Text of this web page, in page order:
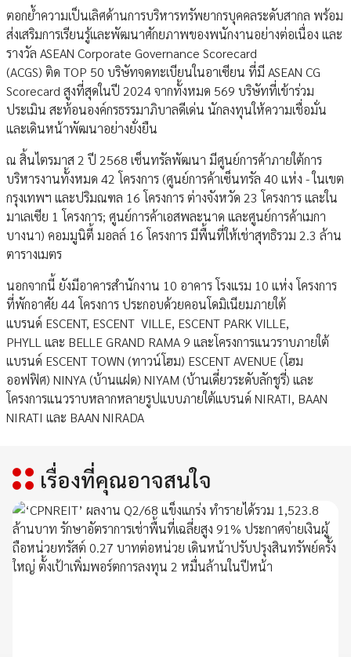
ตอกย้ำความเป็นเลิศด้านการบริหารทรัพยากรบุคคลระดับสากล พร้อม
ส่งเสริมการเรียนรู้และพัฒนาศักยภาพของพนักงานอย่างต่อเนื่อง และ
รางวัล ASEAN Corporate Governance Scorecard
(ACGS) ติด TOP 50 บริษัทจดทะเบียนในอาเซียน ที่มี ASEAN CG
Scorecard สูงที่สุดในปี 2024 จากทั้งหมด 569 บริษัทที่เข้าร่วม
ประเมิน สะท้อนองค์กรธรรมาภิบาลดีเด่น นักลงทุนให้ความเชื่อมั่น
และเดินหน้าพัฒนาอย่างยั่งยืน
ณ สิ้นไตรมาส 2 ปี 2568 เซ็นทรัลพัฒนา มีศูนย์การค้าภายใต้การ
บริหารงานทั้งหมด 42 โครงการ (ศูนย์การค้าเซ็นทรัล 40 แห่ง - ในเขต
กรุงเทพฯ และปริมณฑล 16 โครงการ ต่างจังหวัด 23 โครงการ และใน
มาเลเซีย 1 โครงการ; ศูนย์การค้าเอสพละนาด และศูนย์การค้าเมกา
บางนา) คอมมูนิตี้ มอลล์ 16 โครงการ มีพื้นที่ให้เช่าสุทธิรวม 2.3 ล้าน
ตารางเมตร
นอกจากนี้ ยังมีอาคารสำนักงาน 10 อาคาร โรงแรม 10 แห่ง โครงการ
ที่พักอาศัย 44 โครงการ ประกอบด้วยคอนโดมิเนียมภายใต้
แบรนด์ ESCENT, ESCENT VILLE, ESCENT PARK VILLE,
PHYLL และ BELLE GRAND RAMA 9 และโครงการแนวราบภายใต้
แบรนด์ ESCENT TOWN (ทาวน์โฮม) ESCENT AVENUE (โฮม
ออฟฟิศ) NINYA (บ้านแฝด) NIYAM (บ้านเดี่ยวระดับลักชูรี่) และ
โครงการแนวราบหลากหลายรูปแบบภายใต้แบรนด์ NIRATI, BAAN
NIRATI และ BAAN NIRADA
เรื่องที่คุณอาจสนใจ